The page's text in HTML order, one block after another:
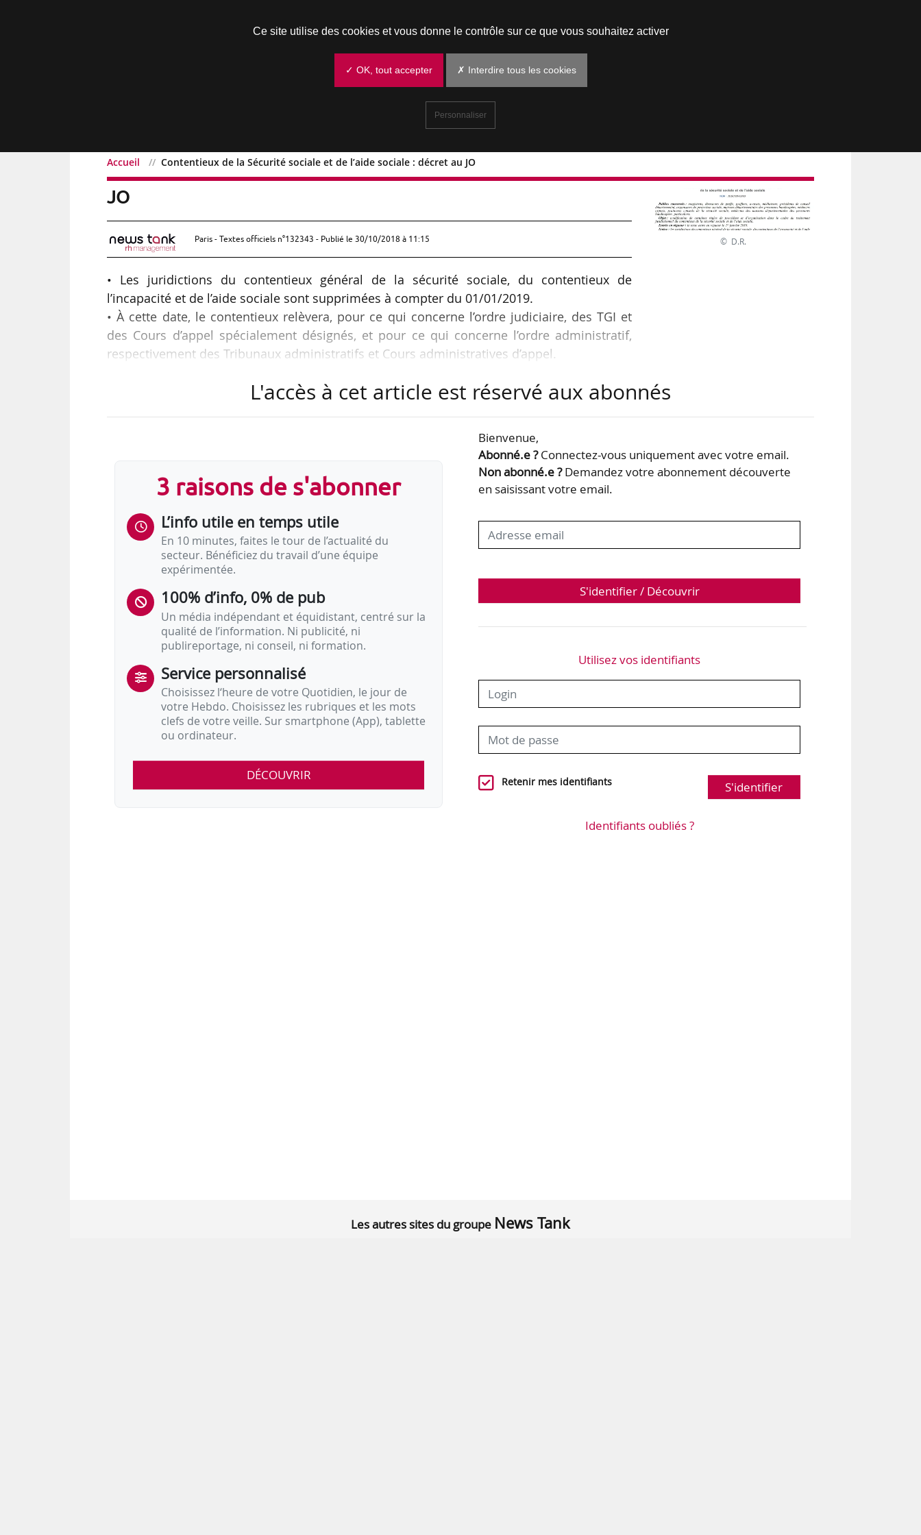
Accueil Contentieux de la Sécurité sociale et de l’aide sociale : décret au JO
Contentieux de la Sécurité sociale et de l’aide sociale : décret au
JO
Paris - Textes officiels n°132343 - Publié le 30/10/2018 à 11:15
• Les juridictions du contentieux général de la sécurité sociale, du contentieux de
l’incapacité et de l’aide sociale sont supprimées à compter du 01/01/2019.
• À cette date, le contentieux relèvera, pour ce qui concerne l’ordre judiciaire, des TGI et
des Cours d’appel spécialement désignés, et pour ce qui concerne l’ordre administratif,
respectivement des Tribunaux administratifs et Cours administratives d’appel.
C’est ce que prévoit le décret n° 2018-928 du 29/10/2018 relatif au contentieux de la
Il est pris en application des ordonnances n° 2018-358 du 16/05/2018 relative au
traitement juridictionnel du contentieux de la sécurité sociale et de l’aide sociale
© D.R.
L'accès à cet article est réservé aux abonnés
3 raisons de s'abonner
L’info utile en temps utile
En 10 minutes, faites le tour de l’actualité du
secteur. Bénéficiez du travail d’une équipe
expérimentée.
100% d’info, 0% de pub
Un média indépendant et équidistant, centré sur la
qualité de l’information. Ni publicité, ni
publireportage, ni conseil, ni formation.
Service personnalisé
Choisissez l‘heure de votre Quotidien, le jour de
votre Hebdo. Choisissez les rubriques et les mots
clefs de votre veille. Sur smartphone (App), tablette
ou ordinateur.
DÉCOUVRIR
Bienvenue,
Abonné.e ?Connectez-vous uniquement avec votre email.
Non abonné.e ?Demandez votre abonnement découverte
en saisissant votre email.
S'identifier / Découvrir
Utilisez vos identifiants
Retenir mes identifiants S'identifier
Identifiants oubliés ?
Les autres sites du groupe News Tank
Ce site utilise des cookies et vous donne le contrôle sur ce que vous souhaitez activer
✓ OK, tout accepter ✗ Interdire tous les cookies
Personnaliser